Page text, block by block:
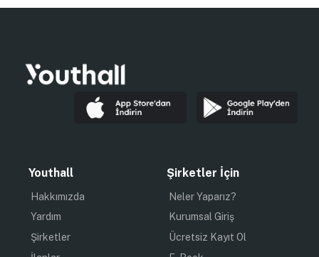
Youthall
Hakkımızda
Yardım
Şirketler
Şirketler İçin
Neler Yaparız?
Kurumsal Giriş
Ücretsiz Kayıt Ol